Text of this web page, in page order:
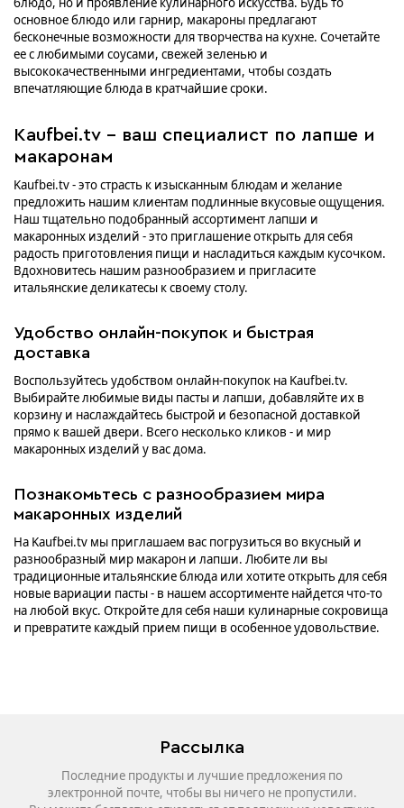
основное блюдо или гарнир, макароны предлагают
бесконечные возможности для творчества на кухне. Сочетайте
ее с любимыми соусами, свежей зеленью и
высококачественными ингредиентами, чтобы создать
впечатляющие блюда в кратчайшие сроки.
Kaufbei.tv - ваш специалист по лапше и
макаронам
Kaufbei.tv - это страсть к изысканным блюдам и желание
предложить нашим клиентам подлинные вкусовые ощущения.
Наш тщательно подобранный ассортимент лапши и
макаронных изделий - это приглашение открыть для себя
радость приготовления пищи и насладиться каждым кусочком.
Вдохновитесь нашим разнообразием и пригласите
итальянские деликатесы к своему столу.
Удобство онлайн-покупок и быстрая
доставка
Воспользуйтесь удобством онлайн-покупок на Kaufbei.tv.
Выбирайте любимые виды пасты и лапши, добавляйте их в
корзину и наслаждайтесь быстрой и безопасной доставкой
прямо к вашей двери. Всего несколько кликов - и мир
макаронных изделий у вас дома.
Познакомьтесь с разнообразием мира
макаронных изделий
На Kaufbei.tv мы приглашаем вас погрузиться во вкусный и
разнообразный мир макарон и лапши. Любите ли вы
традиционные итальянские блюда или хотите открыть для себя
новые вариации пасты - в нашем ассортименте найдется что-то
на любой вкус. Откройте для себя наши кулинарные сокровища
и превратите каждый прием пищи в особенное удовольствие.
Рассылка
Последние продукты и лучшие предложения по
электронной почте, чтобы вы ничего не пропустили.